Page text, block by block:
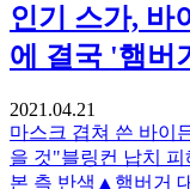
인기
스가, 바
에 결국 '햄버
2021.04.21
마스크 겹쳐 쓴 바이
을 것"블링컨 납치
본 측 반색▲햄버거